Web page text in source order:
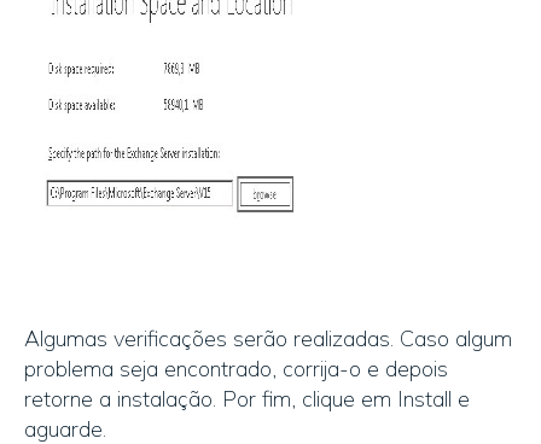
Algumas verificações serão realizadas. Caso algum
problema seja encontrado, corrija-o e depois
retorne a instalação. Por fim, clique em Install e
aguarde.